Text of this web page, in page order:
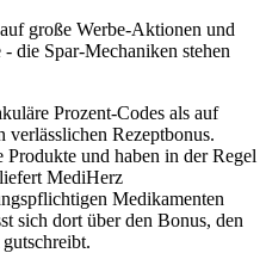
große Werbe-Aktionen und
die Spar-Mechaniken stehen
Prozent-Codes als auf
verlässlichen Rezeptbonus.
und haben in der Regel
MediHerz
Medikamenten
sich dort über den Bonus, den